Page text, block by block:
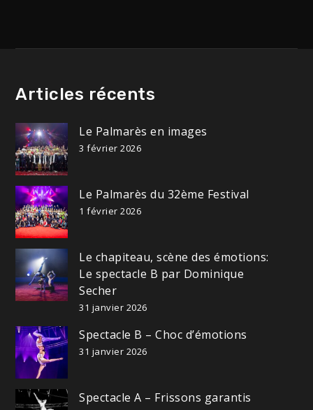
Articles récents
Le Palmarès en images
3 février 2026
Le Palmarès du 32ème Festival
1 février 2026
Le chapiteau, scène des émotions:
Le spectacle B par Dominique
Secher
31 janvier 2026
Spectacle B – Choc d’émotions
31 janvier 2026
Spectacle A – Frissons garantis